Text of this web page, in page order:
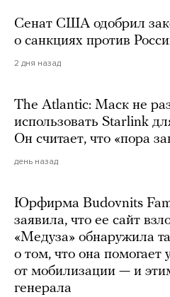
Сенат США одобрил
о санкциях против
2 дня назад
The Atlantic: Маск не
использовать Starlink
Он считает, что «пора
день назад
Юрфирма Budovnits
заявила, что ее сайт
«Медуза» обнаружила
о том, что она помогает
от мобилизации — и
генерала